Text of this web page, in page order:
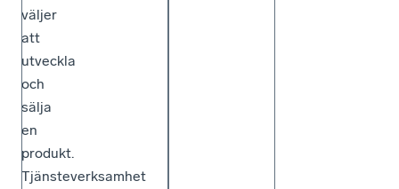
väljer
att
utveckla
och
sälja
en
produkt.
Tjänsteverksamhet